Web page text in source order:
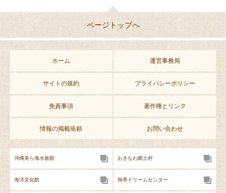
ページトップへ
ホーム 運営事務局
サイトの規約 プライバシーポリシー
免責事項 著作権とリンク
情報の掲載依頼 お問い合わせ
沖縄美ら海水族館 おきなわ郷土村
海洋文化館 熱帯ドリームセンター